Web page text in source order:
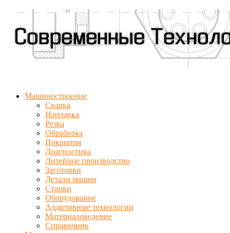
Машиностроение
Сварка
Наплавка
Резка
Обработка
Покрытия
Диагностика
Литейное производство
Заготовки
Детали машин
Станки
Оборудование
Аддитивные технологии
Материаловедение
Справочник